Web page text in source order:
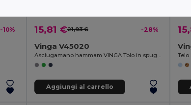
-10% 15,81 €21,93 € -28%
Vinga V45020
Aggiungi al carrello
Telo